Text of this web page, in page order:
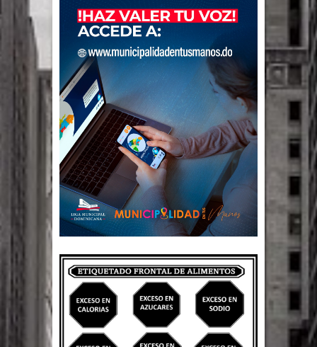
sobre horarios de venta de alcohol
vigente desde 2006 y exige ley del
Congreso
Presidente LMD Víctor D´Aza
supervisa obra relleno sanitario y se
reúne con alcalde San Cristóbal
Un lunes trágico deja seis jóvenes
muertos
terremoto de magnitud 7,1 en Japón
Poder Ejecutivo promulga
modificaciones al nuevo Código Penal